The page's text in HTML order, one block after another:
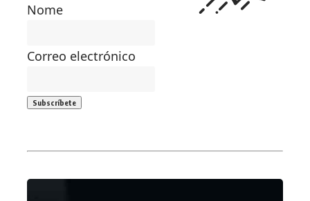
Nome
Correo electrónico